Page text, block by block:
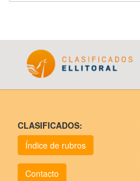
CLASIFICADOS:
Índice de rubros
Contacto